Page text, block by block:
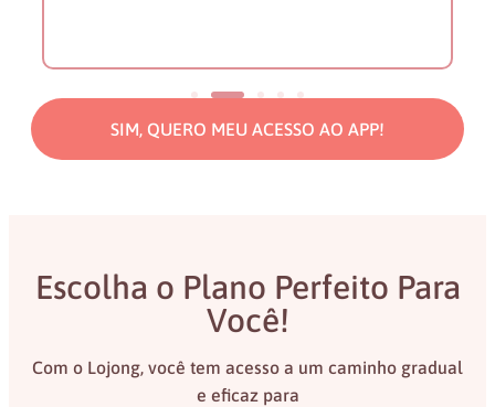
SIM, QUERO MEU ACESSO AO APP!
Escolha o Plano Perfeito Para
Você!
Com o Lojong, você tem acesso a um caminho gradual
e eficaz para